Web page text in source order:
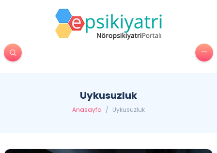
Uykusuzluk
Anasayfa / Uykusuzluk